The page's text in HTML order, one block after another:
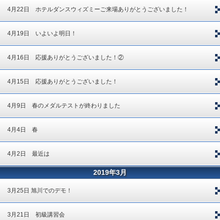
4月22日 ホテルダンスウィズミーご来場ありがとうございました！
4月19日 いよいよ明日！
4月16日 応援ありがとうございました！②
4月15日 応援ありがとうございました！
4月9日 春のメダルテストが終わりました
4月4日 春
4月2日 最近は
2019年3月
3月25日 旭川でのデモ！
3月21日 初級講習会